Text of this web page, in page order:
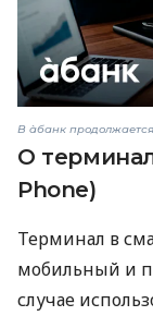
В àбанк
О
Phone)
Терминал в
мобильный и
случае